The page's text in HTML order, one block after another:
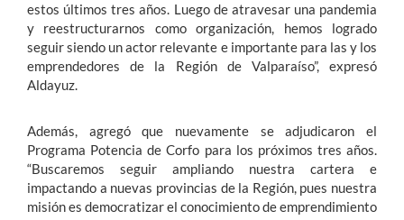
estos últimos tres años. Luego de atravesar una pandemia
y reestructurarnos como organización, hemos logrado
seguir siendo un actor relevante e importante para las y los
emprendedores de la Región de Valparaíso”, expresó
Aldayuz.
Además, agregó que nuevamente se adjudicaron el
Programa Potencia de Corfo para los próximos tres años.
“Buscaremos seguir ampliando nuestra cartera e
impactando a nuevas provincias de la Región, pues nuestra
misión es democratizar el conocimiento de emprendimiento